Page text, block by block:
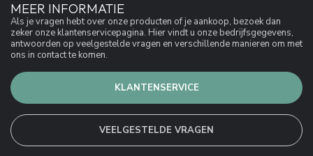
MEER INFORMATIE
Als je vragen hebt over onze producten of je aankoop, bezoek dan
zeker onze klantenservicepagina. Hier vindt u onze bedrijfsgegevens,
antwoorden op veelgestelde vragen en verschillende manieren om met
ons in contact te komen.
KLANTENSERVICE
VEELGESTELDE VRAGEN